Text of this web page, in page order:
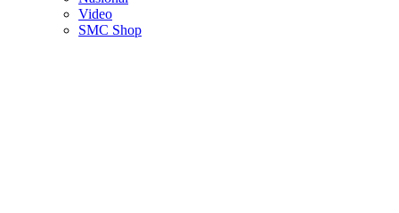
Video
SMC Shop